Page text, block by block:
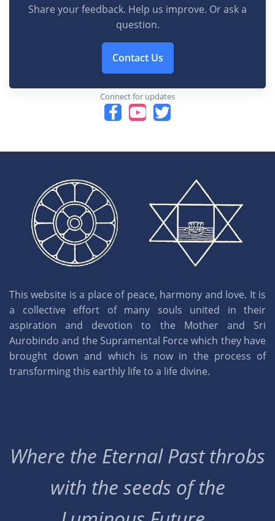
Share your feedback. Help us improve. Or ask a
question.
Contact Us
Connect for updates
This website is a place of peace, harmony and love. It is
a collective effort of many souls united in their
aspiration and devotion to the Mother and Sri
Aurobindo and the Supramental Force which they have
brought down and which is now in the process of
transforming this earthly life to a life divine.
Where the Eternal Past throbs
with the seeds of the